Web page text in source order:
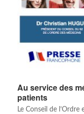
Au service des
patients
Le Conseil de